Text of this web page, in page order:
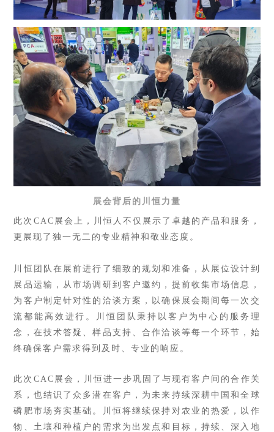
展会背后的川恒力量
此次CAC展会上，川恒人不仅展示了卓越的产品和服务，
更展现了独一无二的专业精神和敬业态度。
川恒团队在展前进行了细致的规划和准备，从展位设计到
展品运输，从市场调研到客户邀约，提前收集市场信息，
为客户制定针对性的洽谈方案，以确保展会期间每一次交
流都能高效进行。川恒团队秉持以客户为中心的服务理
念，在技术答疑、样品支持、合作洽谈等每一个环节，始
终确保客户需求得到及时、专业的响应。
此次CAC展会，川恒进一步巩固了与现有客户间的合作关
系，也结识了众多潜在客户，为未来持续深耕中国和全球
磷肥市场夯实基础。川恒将继续保持对农业的热爱，以作
物、土壤和种植户的需求为出发点和目标，持续、深入地